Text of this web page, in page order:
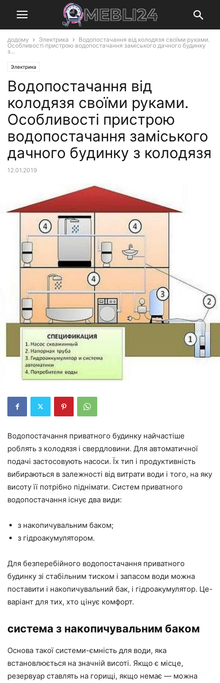
додому Электрика
Водопостачання від колодязя своїми руками.
Особливості пристрою водопостачання заміського дачного будинку
з...
Электрика
Водопостачання від
колодязя своїми руками.
Особливості пристрою
водопостачання заміського
дачного будинку з колодязя
12.01.2019
Водопостачання приватного будинку найчастіше
роблять з колодязя і свердловини. Для автоматичної
подачі застосовують насоси. Їх тип і продуктивність
вибираються в залежності від витрати води і того, на яку
висоту її потрібно піднімати. Систем приватного
водопостачання існує два види:
з накопичувальним баком;
з гідроакумулятором.
Для безперебійного водопостачання приватного
будинку зі стабільним тиском і запасом води можна
поставити і накопичувальний бак, і гідроакумулятор. Це-
варіант для тих, хто цінує комфорт.
система з накопичувальним баком
Основа такої системи-ємність для води, яка
встановлюється на значній висоті. Якщо є місце,
резервуар ставлять на горищі, якщо немає — можна